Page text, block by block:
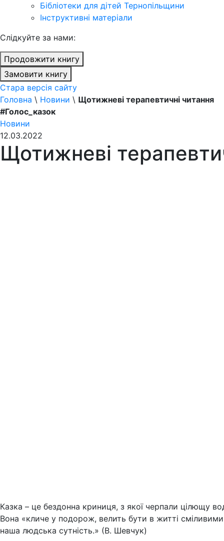
Бібліотеки для дітей Тернопільщини
Інструктивні матеріали
Cлідкуйте за нами:
Продовжити книгу
Замовити книгу
Стара версія сайту
Головна \ Новини \ Щотижневі терапевтичні читання
#Голос_казок
Новини
12.03.2022
Щотижневі
Казка – це бездонна криниця, з якої черпали цілющу
Вона «кличе у подорож, велить бути в житті
наша людська сутність.» (В. Шевчук)